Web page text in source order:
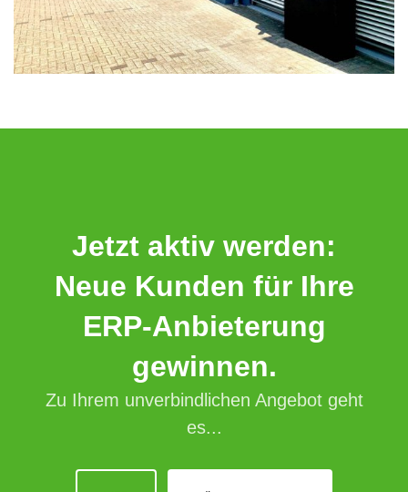
Jetzt aktiv werden:
Neue Kunden für Ihre
ERP-Anbieterung
gewinnen.
Zu Ihrem unverbindlichen Angebot geht
es...